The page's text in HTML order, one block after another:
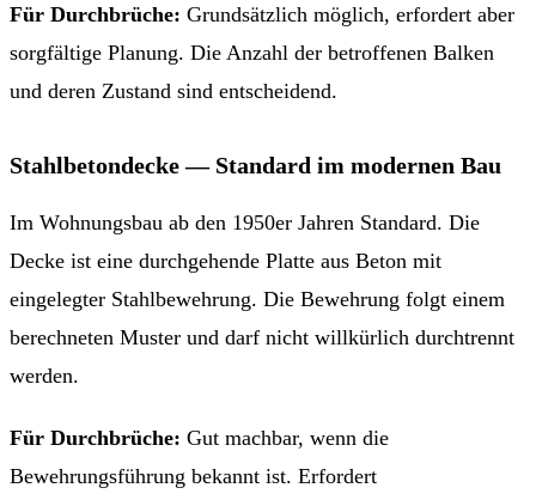
Für Durchbrüche: Grundsätzlich möglich, erfordert aber
sorgfältige Planung. Die Anzahl der betroffenen Balken
und deren Zustand sind entscheidend.
Stahlbetondecke — Standard im modernen Bau
Im Wohnungsbau ab den 1950er Jahren Standard. Die
Decke ist eine durchgehende Platte aus Beton mit
eingelegter Stahlbewehrung. Die Bewehrung folgt einem
berechneten Muster und darf nicht willkürlich durchtrennt
werden.
Für Durchbrüche: Gut machbar, wenn die
Bewehrungsführung bekannt ist. Erfordert